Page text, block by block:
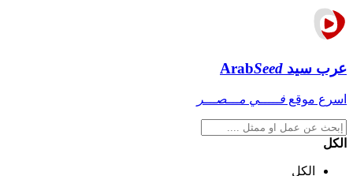
عرب سيد ArabSeed
اسرع موقع فـــــي مـــصـــر
الكل
الكل